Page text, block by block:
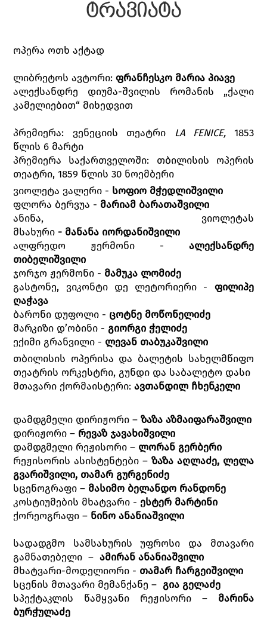
ტრავიატა
ოპერა ოთხ აქტად
ლიბრეტოს ავტორი:ფრანჩესკო მარია პიავე
ალექსანდრე დიუმა-შვილის რომანის „ქალი
კამელიებით“ მიხედვით
პრემიერა: ვენეციის თეატრი LA FENICE, 1853
წლის 6 მარტი
პრემიერა საქართველოში: თბილისის ოპერის
თეატრი, 1859 წლის 30 ნოემბერი
ვიოლეტა ვალერი - სოფიო მჭედლიშვილი
ფლორა ბერვუა - მარიამ ბარათაშვილი
ანინა, ვიოლეტას
მსახური - მანანა იორდანიშვილი
ალფრედო ჟერმონი - ალექსანდრე
თიბელიშვილი
ჯორჯო ჟერმონი - მამუკა ლომიძე
გასტონე, ვიკონტი დე ლეტორიერი - ფილიპე
ღაჭავა
ბარონი დუფოლი - ცოტნე მოწონელიძე
მარკიზი დ’ობინი - გიორგი ჭელიძე
ექიმი გრანვილი - ლევან თაბუკაშვილი
თბილისის ოპერისა და ბალეტის სახელმწიფო
თეატრის ორკესტრი, გუნდი და საბალეტო დასი
მთავარი ქორმაისტერი:ავთანდილ ჩხენკელი
დამდგმელი დირიჟორი –ზაზა აზმაიფარაშვილი
დირიჟორი – რევაზ ჯავახიშვილი
დამდგმელი რეჟისორი – ლორან გერბერი
რეჟისორის ასისტენტები – ზაზა აღლაძე, ლელა
გვარიშვილი, თამარ გურგენიძე
სცენოგრაფი – მასიმო ბელანდო რანდონე
კოსტიუმების მხატვარი - ესტერ მარტინი
ქორეოგრაფი – ნინო ანანიაშვილი
სადადგმო სამსახურის უფროსი და მთავარი
გამნათებელი –ამირან ანანიაშვილი
მხატვარი-მოდელიორი - თამარ ჩარგეიშვილი
სცენის მთავარი მემანქანე – გია გელაძე
სპექტაკლის წამყვანი რეჟისორი – მარინა
ბურჭულაძე